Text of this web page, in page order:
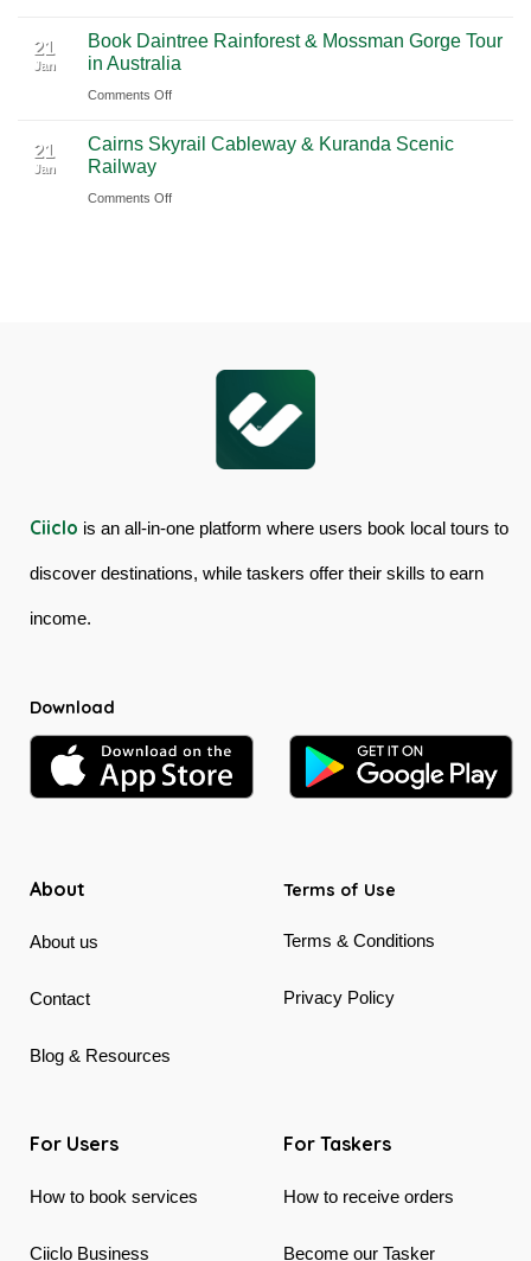
Service
with
Ciiclo
Tour
from
Sydney
Fitzroy
Island
Full-
Tour
Australia
21
Jan
Book Daintree Rainforest & Mossman Gorge Tour
in Australia
Comments Offon
Daintree
&
21
Jan
Cairns Skyrail Cableway & Kuranda Scenic
Railway
Comments Offon
Ciiclo is an all-in-one platform where users book local tours to
discover destinations, while taskers offer their skills to earn
income.
Download
About
About us
Contact
Blog & Resources
Terms of Use
Terms & Conditions
Privacy Policy
For Users
How to book services
Ciiclo Business
For Taskers
How to receive orders
Become our Tasker